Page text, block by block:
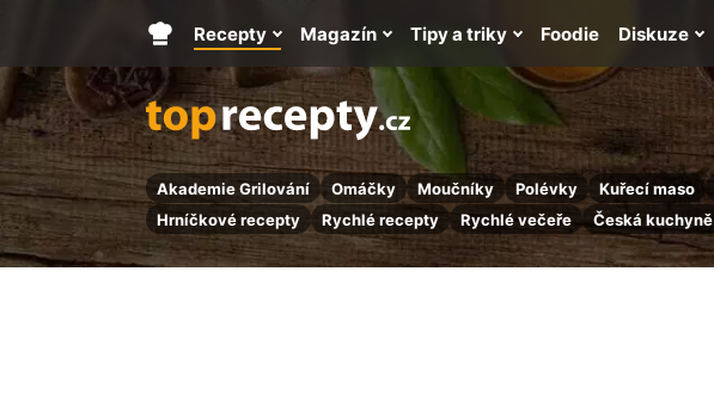
Akademie Grilování Omáčky Moučníky Polévky Kuřecí maso
Hrníčkové recepty
Rychlé recepty Rychlé večeře Česká kuchyně
Hlavní
stránka
Recepty Magazín Tipy a triky Foodie Diskuze